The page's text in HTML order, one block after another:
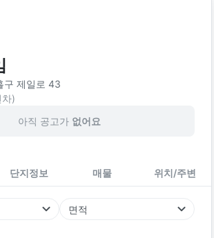
구 제일로 43
차)
아직 공고가 없어요
단지정보 매물 위치/주변
면적